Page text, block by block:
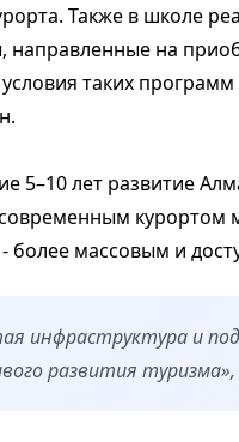
Также в школе
направленные на
таких программ
5–10 лет развитие
курортом
- более массовым и
инфраструктура и
развития